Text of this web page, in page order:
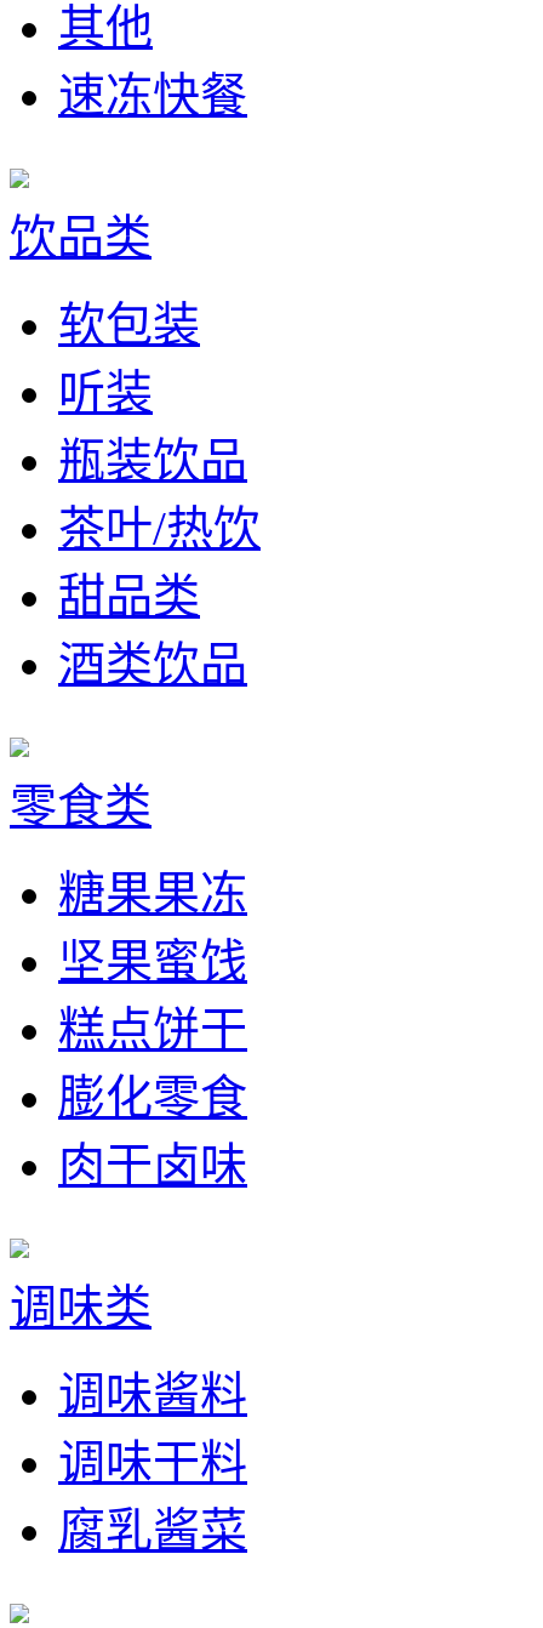
其他
速冻快餐
饮品类
软包装
听装
瓶装饮品
茶叶/热饮
甜品类
酒类饮品
零食类
糖果果冻
坚果蜜饯
糕点饼干
膨化零食
肉干卤味
调味类
调味酱料
调味干料
腐乳酱菜